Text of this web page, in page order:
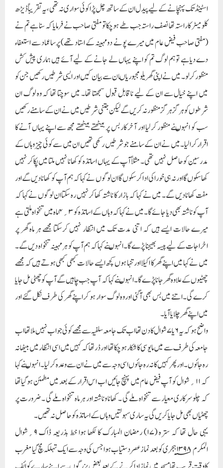
اسٹینڈ تک پہنچانے کے لیے پیدل ان کے ساتھ چل پڑا کوئی سواری نہ تھی، یہ تقریباً ڈیڑھ
کلومیٹر کا راستہ تھا نصف راستہ جب طے ہوچکا تو مفتی صاحب نے فرمایا کہ سناہے تم نے
(مفتی صاحب فیض عام میں میرے پونے دومہینہ کے استاد تھے) پرساعماد سے استعفاء
دے دیاہے تو ہم لوگ تم کو اپنے یہاں لے جانے کے لیے آئے ہیں ہماری پیش کش
منظور کرلو۔ میں نے اپنی گھریلومجبوریاںان سے بیان کیں اور ایسی شرطیں رکھیں جن کو
میں اپنے خیال سے ان کے لیے ناقابل قبول سمجھتا تھا۔ میں سوچتا تھا کہ وہ لوگ ان
شرطوں کو ہرگزہرگز منظور نہ کریں گے لیکن جتنی شرطیں میں نے ان کے سامنے رکھیں
سب کو انہوںنے منظور کرلیا اور آخر کار بس پر بیٹھتے بیٹھتے مجھ سے اپنے یہاں آنے کا
اقرارکرالیا۔ میں نے ان کے سامنے جو شرطیں رکھی تھیں ان میں سے کوئی چیزوہاں کے
مدرسین کو حاصل نہیں تھی۔ مثلاًآپ کے یہاں اساتذہ کو کھانا نہیں ملتا میں پکاکر نہیں
کھاسکوں گا اور نہ ہی خوراکی ادا کرسکوں گا ان لوگوں نے کہا کہ ہم آپ کو کھانا دیں گے اور
مفت کھانا دیں گے۔ میں نے کہا کہ بازار کا ناشتہ کھاکر نہیں رہ سکتا ان لوگوں نے کہا کہ
آپ کو ناشتہ بھی دیا جائے گا۔میں نے کہا کہ وہاں کے اساتذہ کو ۳؍۴ماہ میں تنخواہ ملتی ہے
میرے حالات ایسے ہیں کہ اتنی مدت تک میں انتظار نہیں کرسکتا مجھے ہر ماہ گھر پر
اخراجات کے لیے پیسہ بھیجنا پڑے گا۔ انہوںنے کہا کہ ہم آپ کو ہر مہینہ تنخواہ دیں گے۔
میں نے کہا میں اپنے گھر کا اکیلااور تنہا ہوں کچھ ایسے حالات کبھی کبھی ہوتے ہیں کہ مجھے
چھٹیوں کے علاوہ گھر جانا پڑے گا۔ انہوںنے کہا کہ آپ جب چاہیں گے آپ کو چھٹی مل جایا
کرے گی۔اتنے میں بس بھی آگئی اور وہ لوگ سوار ہو کر اپنے گھر کی طرف نکل گئے اور
میں اپنے گھر چلایا آیا۔
واضح ہو کہ یہ ۶یا۷شوال کا دن تھا اب تک جامعہ سلفیہ سے مجھے کوئی جواب نہیں ملا تھا اب
جامعہ کی طرف سے میں مایوسی کا شکار ہوچکا تھا اور ڈرتھا کہ کہیں میں اسی انتظار میں بیٹھا نہ
رہ جائوں۔ اور پھر کہیں کا نہ رہ جائوں اسی وجہ سے میں نے ان سے وعدہ کرلیا۔ انہوںنے کہا
کہ ۱۱؍شوال کو آپ فیض عام میں پہنچ جائیں اب اس اقرار کے بعد میں مطمئن ہوگیاتھا
کہ چلوسرکاری معیار سے تنخواہ ملے گی ۔ کھانا وناشتہ اور ہر ماہ تنخواہ ملے گی ۔ ضرورت پر
چھٹیاں بھی مل جایا کریں گی یہ ساری سہولتیں وہاں کے اساتذہ کو حاصل نہ تھیں۔
یہی حال تھا کہ سترہ (۱۷) رمضان المبارک کا لکھا ہوا خط بذریعہ ڈاک ۹؍شوال
المکرم ۱۳۹۸؁ہجری کو بعد نماز عصر دستیاب ہوا جس کی وجہ سے ایک تہلکہ مچ گیا مغرب